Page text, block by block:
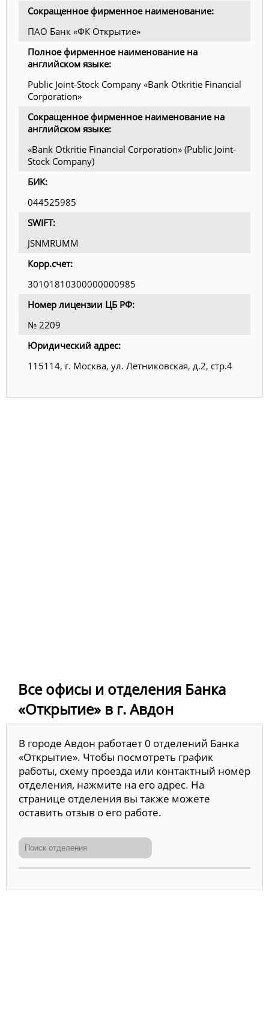
Сокращенное фирменное наименование:
ПАО Банк «ФК Открытие»
Полное фирменное наименование на
английском языке:
Public Joint-Stock Company «Bank Otkritie Financial
Corporation»
Сокращенное фирменное наименование на
английском языке:
«Bank Otkritie Financial Corporation» (Public Joint-
Stock Company)
БИК:
044525985
SWIFT:
JSNMRUMM
Корр.счет:
30101810300000000985
Номер лицензии ЦБ РФ:
№ 2209
Юридический адрес:
115114, г. Москва, ул. Летниковская, д.2, стр.4
Все офисы и отделения Банка
«Открытие» в г. Авдон
В городе Авдон работает 0 отделений Банка
«Открытие». Чтобы посмотреть график
работы, схему проезда или контактный номер
отделения, нажмите на его адрес. На
странице отделения вы также можете
оставить отзыв о его работе.